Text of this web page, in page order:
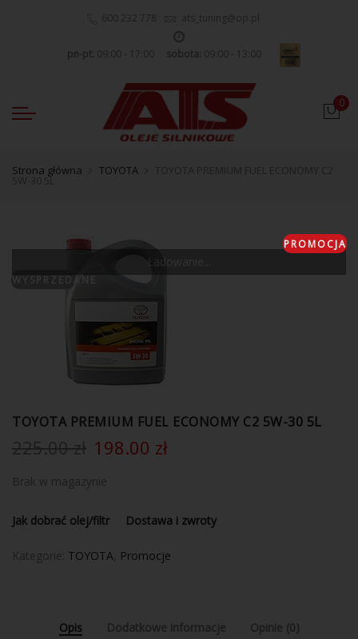
600 232 778 ats_tuning@op.pl
pn-pt: 09:00 - 17:00 sobota: 09:00 - 13:00
0
Strona główna TOYOTA
5W-30 5L
PROMOCJA
Ładowanie...
TOYOTA PREMIUM FUEL ECONOMY C2 5W-30 5L
225.00zł 198.00 zł
Brak w magazynie
Jak dobrać olej/filtr Dostawa i zwroty
Kategorie: TOYOTA Promocje
Opis Dodatkowe informacje Opinie (0)